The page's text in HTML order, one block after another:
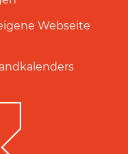
Webseite